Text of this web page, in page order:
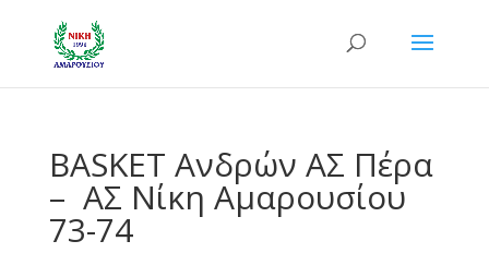
BASKET Ανδρών ΑΣ Πέρα
– ΑΣ Νίκη Αμαρουσίου
73-74